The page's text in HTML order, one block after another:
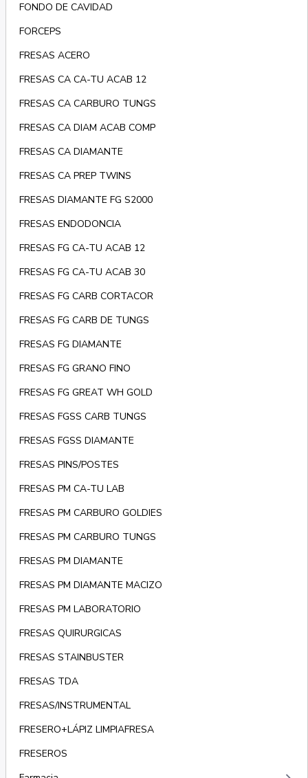
FONDO DE CAVIDAD
FORCEPS
FRESAS ACERO
FRESAS CA CA-TU ACAB 12
FRESAS CA CARBURO TUNGS
FRESAS CA DIAM ACAB COMP
FRESAS CA DIAMANTE
FRESAS CA PREP TWINS
FRESAS DIAMANTE FG S2000
FRESAS ENDODONCIA
FRESAS FG CA-TU ACAB 12
FRESAS FG CA-TU ACAB 30
FRESAS FG CARB CORTACOR
FRESAS FG CARB DE TUNGS
FRESAS FG DIAMANTE
FRESAS FG GRANO FINO
FRESAS FG GREAT WH GOLD
FRESAS FGSS CARB TUNGS
FRESAS FGSS DIAMANTE
FRESAS PINS/POSTES
FRESAS PM CA-TU LAB
FRESAS PM CARBURO GOLDIES
FRESAS PM CARBURO TUNGS
FRESAS PM DIAMANTE
FRESAS PM DIAMANTE MACIZO
FRESAS PM LABORATORIO
FRESAS QUIRURGICAS
FRESAS STAINBUSTER
FRESAS TDA
FRESAS/INSTRUMENTAL
FRESERO+LÁPIZ LIMPIAFRESA
FRESEROS